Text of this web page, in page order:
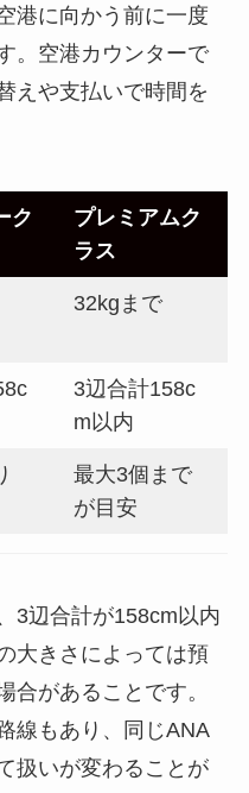
港に向かう前に一度
。空港カウンターで
えや支払いで時間を
ク
プレミアムク
ラス
32kgまで
3辺合計158c
m以内
最大3個まで
が目安
3辺合計が158cm以内
大きさによっては預
合があることです。
線もあり、同じANA
扱いが変わることが